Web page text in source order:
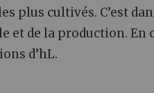
plus cultivés. C’est
et de la production. En
d’hL.